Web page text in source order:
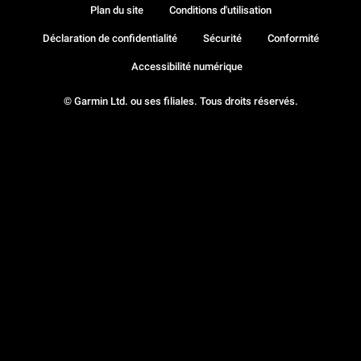
© Garmin Ltd. ou ses filiales. Tous droits réservés.
Plan du site Conditions d'utilisation
Déclaration de confidentialité Sécurité Conformité
Accessibilité numérique